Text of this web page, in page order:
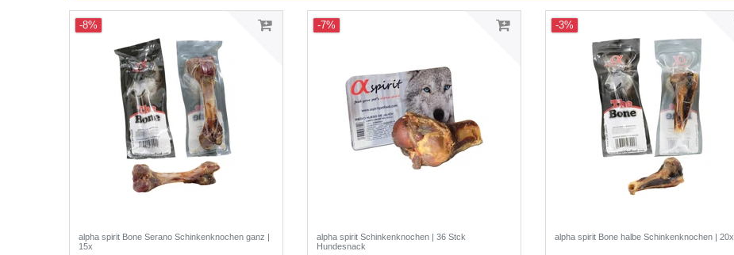
-8%
alpha spirit Bone Serano Schinkenknochen ganz |
15x
-7%
alpha spirit Schinkenknochen | 36 Stck
Hundesnack
-3%
alpha spirit Bone halbe Schinkenknochen | 20x